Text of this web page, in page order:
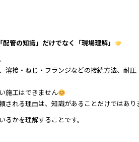
管の知識」だけでなく「現場理解」
溶接・ねじ・フランジなどの接続方法、耐
施工はできません
される理由は、知識があることだけではあり
かを理解することです。